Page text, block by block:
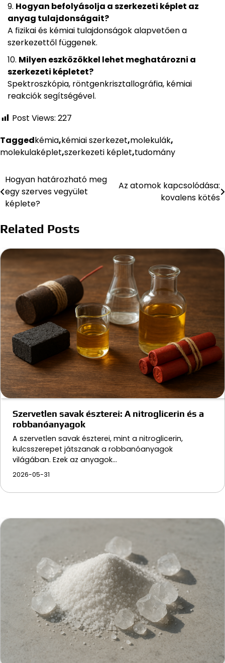
Hogyan befolyásolja a szerkezeti képlet az
anyag tulajdonságait?
A fizikai és kémiai tulajdonságok alapvetően a
szerkezettől függenek.
Milyen eszközökkel lehet meghatározni a
szerkezeti képletet?
Spektroszkópia, röntgenkrisztallográfia, kémiai
reakciók segítségével.
Post Views: 227
Taggedkémia,kémiai szerkezet,molekulák,
molekulaképlet,szerkezeti képlet,tudomány
Bejegyzés
navigáció
Hogyan határozható meg
egy szerves vegyület
képlete?
Az atomok kapcsolódása:
kovalens kötés
Related Posts
Szervetlen savak észterei: A nitroglicerin és a
robbanóanyagok
A szervetlen savak észterei, mint a nitroglicerin,
kulcsszerepet játszanak a robbanóanyagok
világában. Ezek az anyagok…
2026-05-31